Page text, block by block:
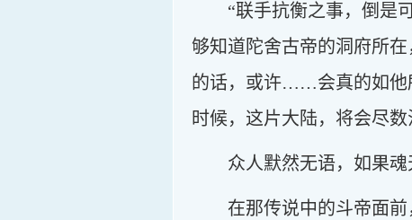
“联手抗衡之事，倒是
够知道陀舍古帝的洞府所
的话，或许……会真的如他
时候，这片大陆，将会尽
众人默然无语，如果
在那传说中的斗帝面前